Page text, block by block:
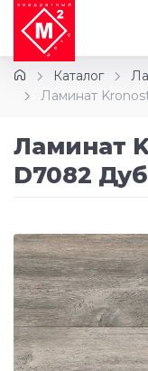
Каталог
Ламинат
Ламинат
D7082